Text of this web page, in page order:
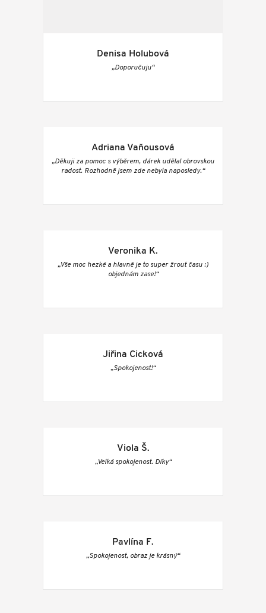
Denisa Holubová
„Doporučuju“
Adriana Vaňousová
„Děkuji za pomoc s výběrem, dárek udělal obrovskou
radost. Rozhodně jsem zde nebyla naposledy.“
Veronika K.
„Vše moc hezké a hlavně je to super žrout času :)
objednám zase!“
Jiřina Cicková
„Spokojenost!“
Viola Š.
„Velká spokojenost. Díky“
Pavlína F.
„Spokojenost, obraz je krásný“